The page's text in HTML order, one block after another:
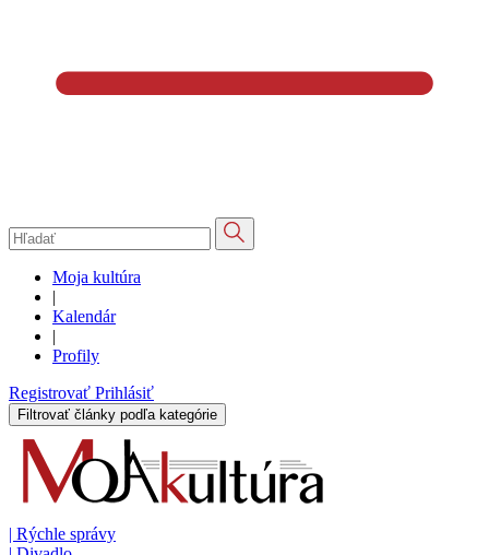
Moja kultúra
|
Kalendár
|
Profily
Registrovať Prihlásiť
Filtrovať články podľa kategórie
| Rýchle správy